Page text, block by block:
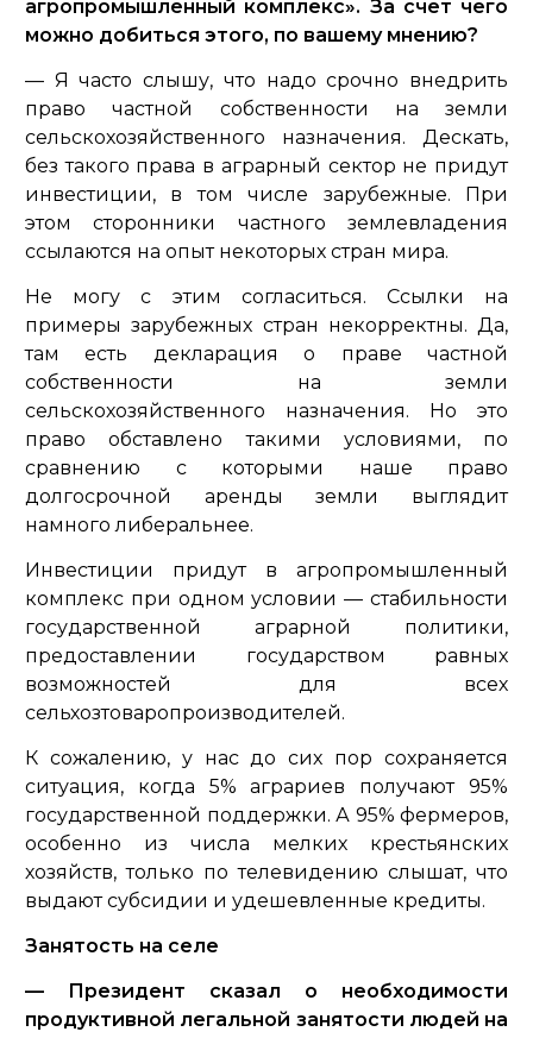
агропромышленный комплекс». За счет чего
можно добиться этого, по вашему мнению?
— Я часто слышу, что надо срочно внедрить
право частной собственности на земли
сельскохозяйственного назначения. Дескать,
без такого права в аграрный сектор не придут
инвестиции, в том числе зарубежные. При
этом сторонники частного землевладения
ссылаются на опыт некоторых стран мира.
Не могу с этим согласиться. Ссылки на
примеры зарубежных стран некорректны. Да,
там есть декларация о праве частной
собственности на земли
сельскохозяйственного назначения. Но это
право обставлено такими условиями, по
сравнению с которыми наше право
долгосрочной аренды земли выглядит
намного либеральнее.
Инвестиции придут в агропромышленный
комплекс при одном условии — стабильности
государственной аграрной политики,
предоставлении государством равных
возможностей для всех
сельхозтоваропроизводителей.
К сожалению, у нас до сих пор сохраняется
ситуация, когда 5% аграриев получают 95%
государственной поддержки. А 95% фермеров,
особенно из числа мелких крестьянских
хозяйств, только по телевидению слышат, что
выдают субсидии и удешевленные кредиты.
Занятость на селе
— Президент сказал о необходимости
продуктивной легальной занятости людей на